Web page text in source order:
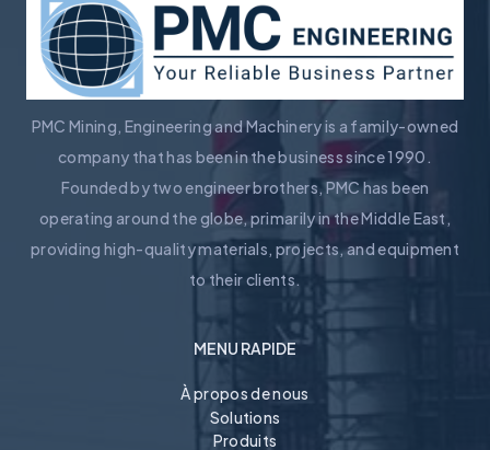
PMC Mining, Engineering and Machinery is a family-owned
company that has been in the business since 1990.
Founded by two engineer brothers, PMC has been
operating around the globe, primarily in the Middle East,
providing high-quality materials, projects, and equipment
to their clients.
MENU RAPIDE
À propos de nous
Solutions
Produits